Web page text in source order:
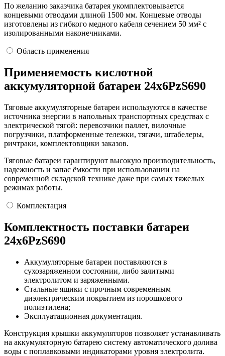
По желанию заказчика батарея укомплектовывается
концевыми отводами длиной 1500 мм. Концевые отводы
изготовлены из гибкого медного кабеля сечением 50 мм² с
изолированными наконечниками.
Область применения
Применяемость кислотной
аккумуляторной батареи 24х6PzS690
Тяговые аккумуляторные батареи используются в качестве
источника энергии в напольных транспортных средствах с
электрической тягой: перевозчики паллет, вилочные
погрузчики, платформенные тележки, тягачи, штабелеры,
ричтраки, комплектовщики заказов.
Тяговые батареи гарантируют высокую производительность,
надежность и запас ёмкости при использовании на
современной складской технике даже при самых тяжелых
режимах работы.
Комплектация
Комплектность поставки батареи
24х6PzS690
Аккумуляторные батареи поставляются в
сухозаряженном состоянии, либо залитыми
электролитом и заряженными.
Стальные ящики с прочным современным
диэлектрическим покрытием из порошкового
полиэтилена;
Эксплуатационная документация.
Конструкция крышки аккумуляторов позволяет устанавливать
на аккумуляторную батарею систему автоматического долива
воды с поплавковыми индикаторами уровня электролита.